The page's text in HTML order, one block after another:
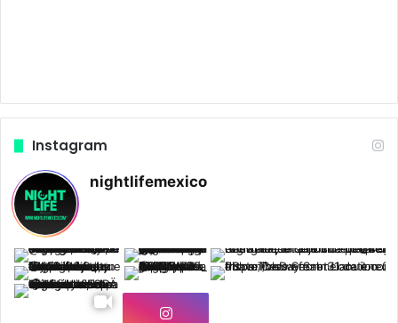
Instagram
nightlifemexico